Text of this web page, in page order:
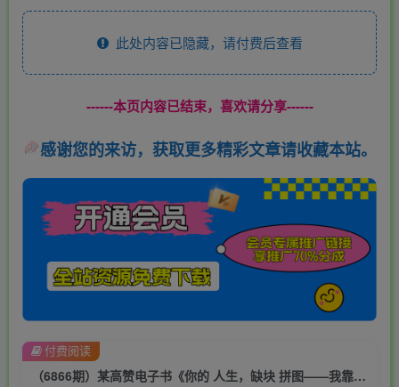
此处内容已隐藏，请付费后查看
------本页内容已结束，喜欢请分享------
感谢您的来访，获取更多精彩文章请收藏本站。
（6866期）某高赞电子书《你的 人生，缺块 拼图——我靠“割韭菜”，年赚 500 万》
付费阅读